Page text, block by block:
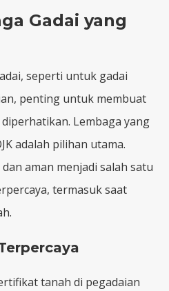
Gadai yang
seperti untuk gadai
penting untuk membuat
Lembaga yang
adalah pilihan utama.
aman menjadi salah satu
termasuk saat
tanah di pegadaian